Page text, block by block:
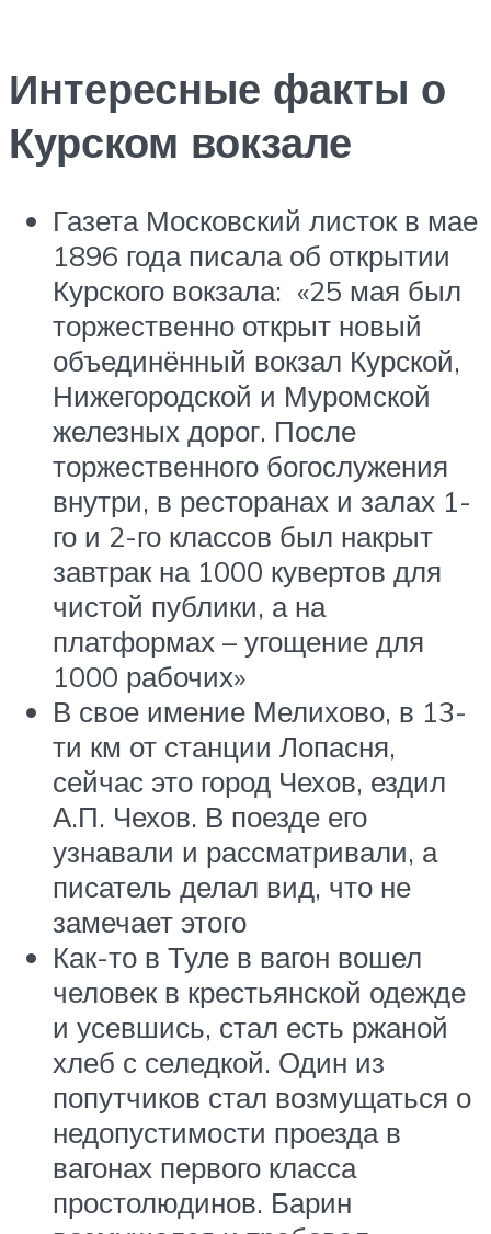
Интересные факты о
Курском вокзале
Газета Московский листок в мае
1896 года писала об открытии
Курского вокзала: «25 мая был
торжественно открыт новый
объединённый вокзал Курской,
Нижегородской и Муромской
железных дорог. После
торжественного богослужения
внутри, в ресторанах и залах 1-
го и 2-го классов был накрыт
завтрак на 1000 кувертов для
чистой публики, а на
платформах – угощение для
1000 рабочих»
В свое имение Мелихово, в 13-
ти км от станции Лопасня,
сейчас это город Чехов, ездил
А.П. Чехов. В поезде его
узнавали и рассматривали, а
писатель делал вид, что не
замечает этого
Как-то в Туле в вагон вошел
человек в крестьянской одежде
и усевшись, стал есть ржаной
хлеб с селедкой. Один из
попутчиков стал возмущаться о
недопустимости проезда в
вагонах первого класса
простолюдинов. Барин